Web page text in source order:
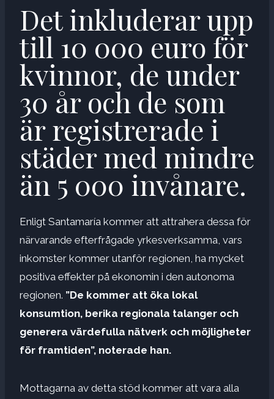
Det inkluderar upp
till 10 000 euro för
kvinnor, de under
30 år och de som
är registrerade i
städer med mindre
än 5 000 invånare.
Enligt Santamaría kommer att attrahera dessa för
närvarande efterfrågade yrkesverksamma, vars
inkomster kommer utanför regionen, ha mycket
positiva effekter på ekonomin i den autonoma
regionen. ”De kommer att öka lokal
konsumtion, berika regionala talanger och
generera värdefulla nätverk och möjligheter
för framtiden”, noterade han.
Mottagarna av detta stöd kommer att vara alla